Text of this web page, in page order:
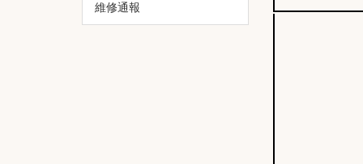
維修通報